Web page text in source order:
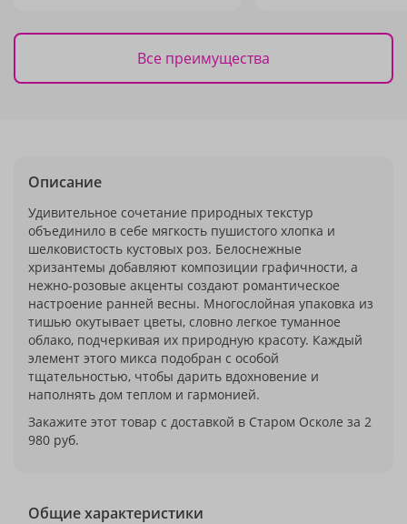
Все преимущества
Описание
Удивительное сочетание природных текстур
объединило в себе мягкость пушистого хлопка и
шелковистость кустовых роз. Белоснежные
хризантемы добавляют композиции графичности, а
нежно-розовые акценты создают романтическое
настроение ранней весны. Многослойная упаковка из
тишью окутывает цветы, словно легкое туманное
облако, подчеркивая их природную красоту. Каждый
элемент этого микса подобран с особой
тщательностью, чтобы дарить вдохновение и
наполнять дом теплом и гармонией.
Закажите этот товар с доставкой в Старом Осколе за 2
980 руб.
Общие характеристики